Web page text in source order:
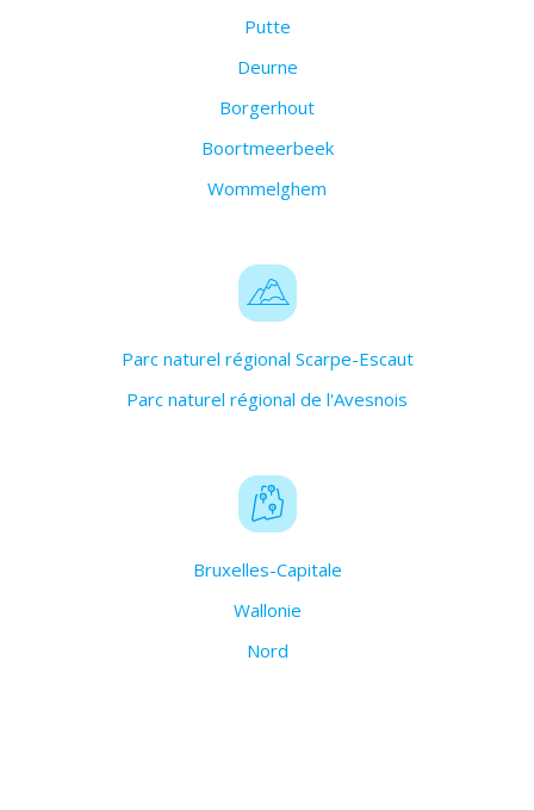
Putte
Deurne
Borgerhout
Boortmeerbeek
Wommelghem
Parc naturel régional Scarpe-Escaut
Parc naturel régional de l'Avesnois
Bruxelles-Capitale
Wallonie
Nord